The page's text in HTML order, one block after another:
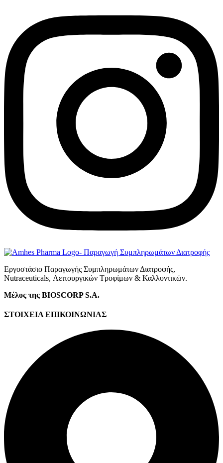
Εργοστάσιο Παραγωγής Συμπληρωμάτων Διατροφής,
Νutraceuticals, Λειτουργικών Τροφίμων & Καλλυντικών.
Μέλος της BIOSCORP S.A.
ΣΤΟΙΧΕΙΑ ΕΠΙΚΟΙΝΩΝΙΑΣ